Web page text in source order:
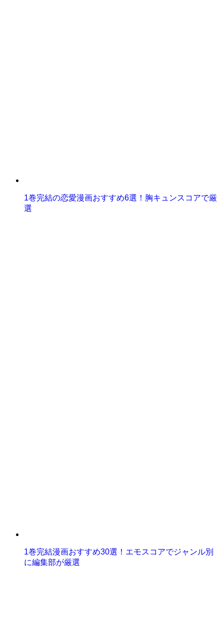
1巻完結の恋愛漫画おすすめ6選！胸キュンスコアで厳
選
1巻完結漫画おすすめ30選！エモスコアでジャンル別
に編集部が厳選